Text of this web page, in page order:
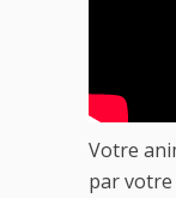
Votre
par votre